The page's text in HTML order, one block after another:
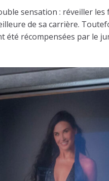
sensation : réveiller
de sa carrière.
récompensées par le